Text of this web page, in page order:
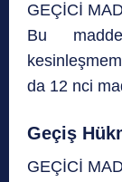
GEÇİCİ
Bu
da 12 nci
Geçiş
GEÇİCİ